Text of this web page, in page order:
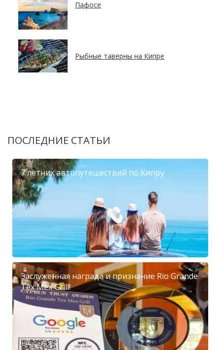
Пафосе
Рыбные таверны на Кипре
ПОСЛЕДНИЕ СТАТЬИ
7 летних автопутешествий по Кипру
Заслуженная награда и признание Rio Grande
Tex Mex Grill!